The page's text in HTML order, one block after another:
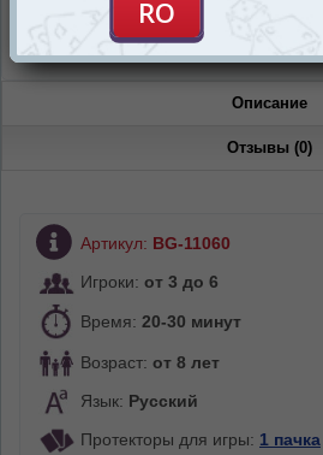
Магазин “Игромания”
Есть в наличии
Описание
Отзывы (0)
Артикул: BG-11060
Игроки: от 3 до 6
Время: 20-30 минут
Возраст: от 8 лет
Язык: Русский
Протекторы для игры: 1 пачка